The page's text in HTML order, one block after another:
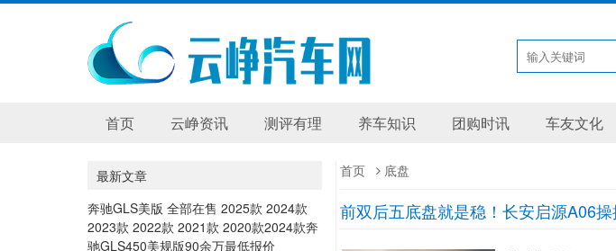
首页 云峥资讯 测评有理 养车知识 团购时讯 车友文化
首页 底盘
前双后五底盘就是稳！长安启源A06
最新文章
奔驰GLS美版 全部在售 2025款 2024款
2023款 2022款 2021款 2020款2024款奔
驰GLS450美规版90余万最低报价